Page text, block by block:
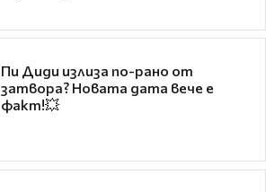
Пи Диди излиза по-рано от
затвора? Новата дата вече е
факт!💥